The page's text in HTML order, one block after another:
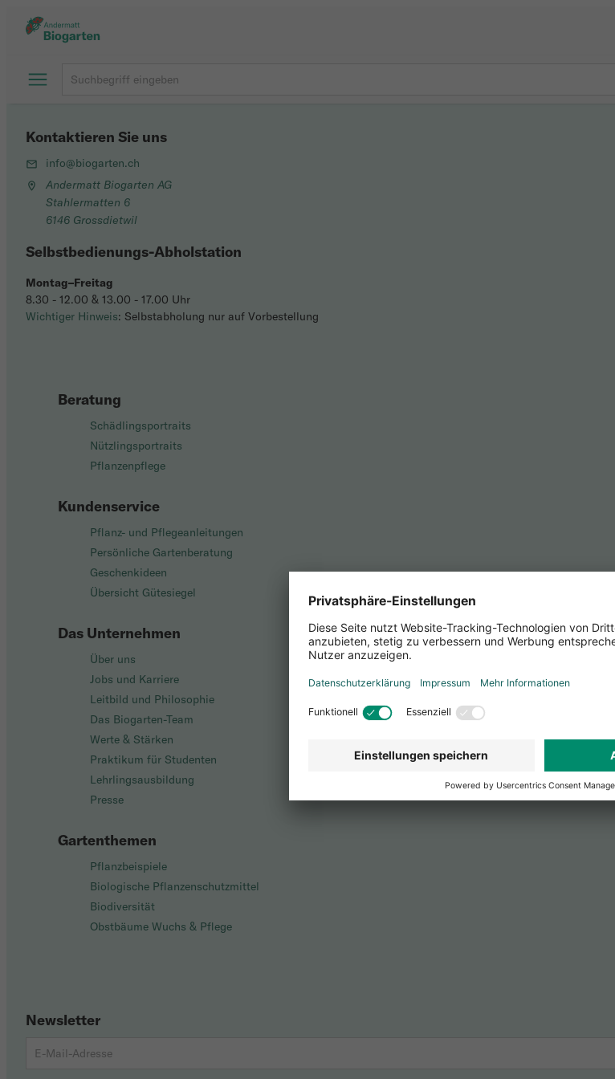
Beratung
Schädlingsportraits
Nützlingsportraits
Pflanzenpflege
Kundenservice
Pflanz- und Pflegeanleitungen
Persönliche Gartenberatung
Geschenkideen
Übersicht Gütesiegel
Das Unternehmen
Über uns
Jobs und Karriere
Leitbild und Philosophie
Das Biogarten-Team
Werte & Stärken
Praktikum für Studenten
Lehrlingsausbildung
Presse
Gartenthemen
Pflanzbeispiele
Biologische Pflanzenschutzmittel
Biodiversität
Obstbäume Wuchs & Pflege
Newsletter
Kontaktieren Sie uns
info@biogarten.ch
Andermatt Biogarten AG
Stahlermatten 6
6146 Grossdietwil
Selbstbedienungs-Abholstation
Montag–Freitag
8.30 - 12.00 & 13.00 - 17.00 Uhr
Wichtiger Hinweis: Selbstabholung nur auf Vorbestellung